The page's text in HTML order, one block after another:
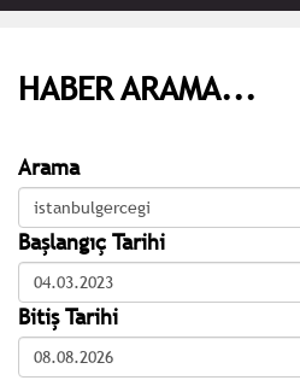
HABER ARAMA...
Arama
Başlangıç Tarihi
Bitiş Tarihi